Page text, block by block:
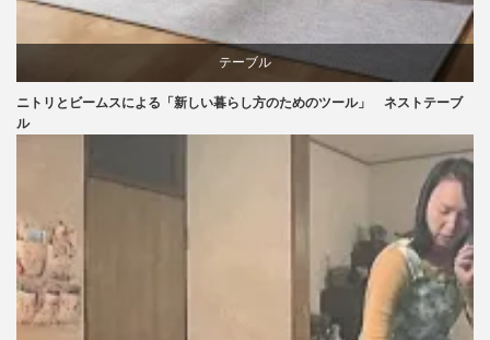
テーブル
ニトリとビームスによる「新しい暮らし方のためのツール」 ネストテーブ
ル